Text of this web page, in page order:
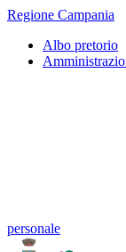
Regione Campania
Albo pretorio
personale